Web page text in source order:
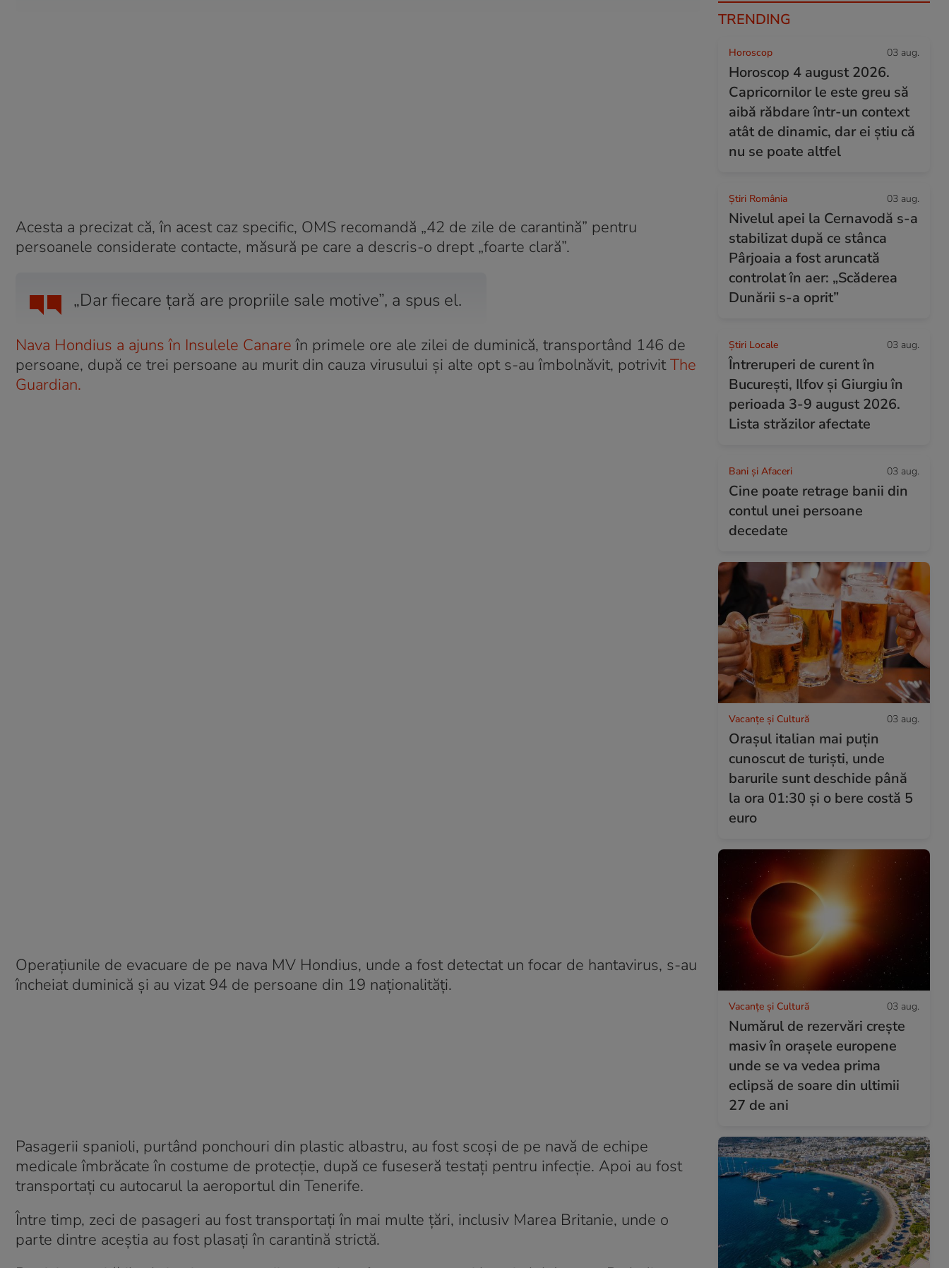
Acesta a precizat că, în acest caz specific, OMS recomandă „42 de zile de carantină” pentru
persoanele considerate contacte, măsură pe care a descris-o drept „foarte clară”.
„Dar fiecare țară are propriile sale motive”, a spus el.
Nava Hondius a ajuns în Insulele Canare în primele ore ale zilei de duminică, transportând 146 de
persoane, după ce trei persoane au murit din cauza virusului și alte opt s-au îmbolnăvit, potrivitThe
Guardian.
Operațiunile de evacuare de pe nava MV Hondius, unde a fost detectat un focar de hantavirus, s-au
încheiat duminică și au vizat 94 de persoane din 19 naționalități.
Pasagerii spanioli, purtând ponchouri din plastic albastru, au fost scoși de pe navă de echipe
medicale îmbrăcate în costume de protecție, după ce fuseseră testați pentru infecție. Apoi au fost
transportați cu autocarul la aeroportul din Tenerife.
Între timp, zeci de pasageri au fost transportați în mai multe țări, inclusiv Marea Britanie, unde o
parte dintre aceștia au fost plasați în carantină strictă.
TRENDING
Horoscop 03 aug.
Horoscop 4 august 2026.
Capricornilor le este greu să
aibă răbdare într-un context
atât de dinamic, dar ei știu că
nu se poate altfel
Știri România 03 aug.
Nivelul apei la Cernavodă s-a
stabilizat după ce stânca
Pârjoaia a fost aruncată
controlat în aer: „Scăderea
Dunării s-a oprit”
Știri Locale 03 aug.
Întreruperi de curent în
București, Ilfov și Giurgiu în
perioada 3-9 august 2026.
Lista străzilor afectate
Bani și Afaceri 03 aug.
Cine poate retrage banii din
contul unei persoane
decedate
Vacanțe și Cultură 03 aug.
Orașul italian mai puțin
cunoscut de turiști, unde
barurile sunt deschide până
la ora 01:30 și o bere costă 5
euro
Vacanțe și Cultură 03 aug.
Numărul de rezervări crește
masiv în orașele europene
unde se va vedea prima
eclipsă de soare din ultimii
27 de ani